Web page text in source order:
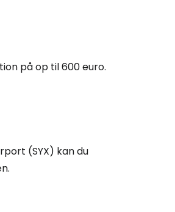
på op til 600 euro.
(SYX) kan du